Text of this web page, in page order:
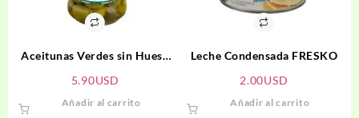
Aceitunas Verdes sin Hueso
5.90USD
Añadir al carrito
Leche Condensada FRESKO
2.00USD
Añadir al carrito